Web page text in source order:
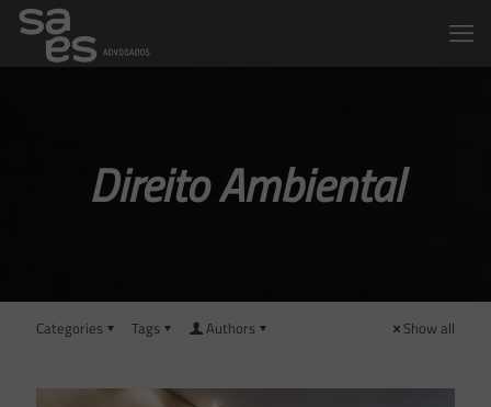
Direito Ambiental
Categories Tags Authors Show all